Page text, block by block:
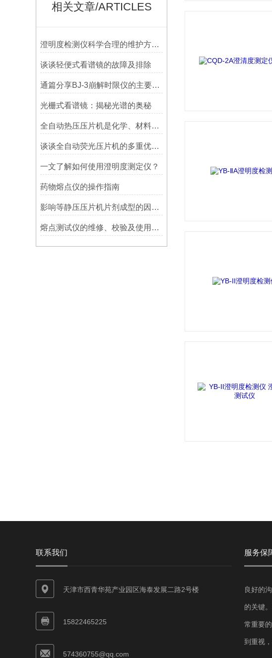
相关文章/ARTICLES
澄明度检测仪科学合理的维护方法介绍
谈谈轻便式看谱镜的故障及排除
通篇分享BJ-3崩解时限仪的主要特征是什么？
光栅式看谱镜：揭秘光谱的奥秘
全自动热压压片机是化学、材料科学和制药等领域中的重要工具
谈谈全自动荧光压片机的多重优势与应用
一文了解如何使用澄明度测定仪？
药物熔点仪的操作指南
影响等静压压片机片剂成型的因素有哪些？
熔点测试仪的维修、校验及使用注意事项讲解
联系我们
天津市西青华苑产业园区海泰发展二路2号楼
15822465225
574360755@qq.com
服务保
良好的
的关键
常重要
到重视